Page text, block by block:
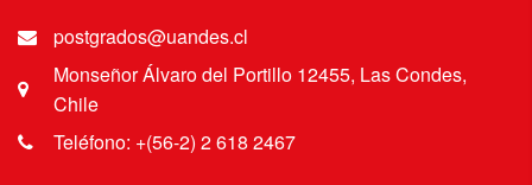
postgrados@uandes.cl
Monseñor Álvaro del Portillo 12455, Las Condes,
Chile
Teléfono: +(56-2) 2 618 2467